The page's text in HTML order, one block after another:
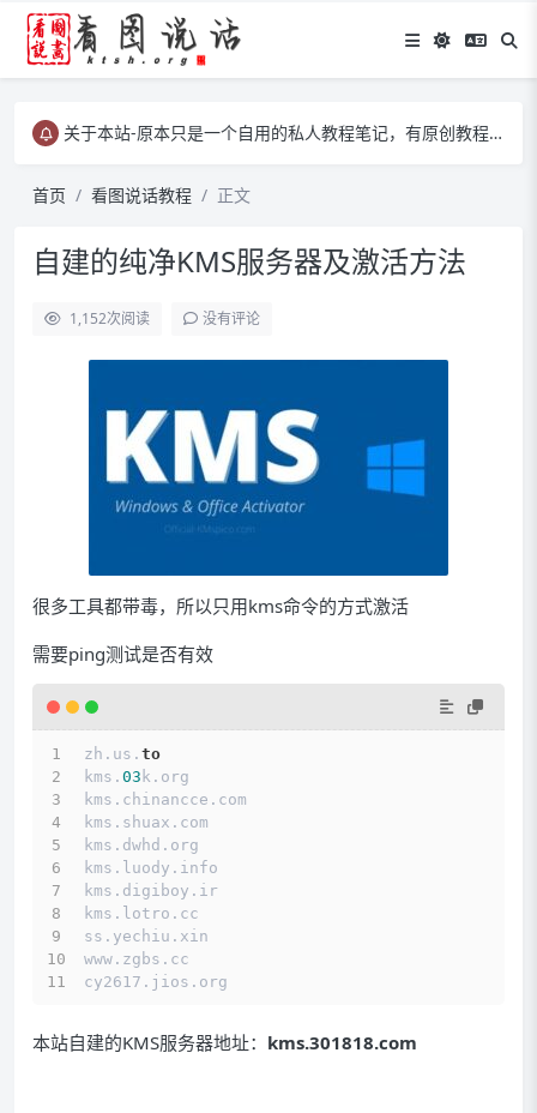
关于本站-原本只是一个自用的私人教程笔记，有原创教程、有转载教程等……
首页
看图说话教程 正文
自建的纯净KMS服务器及激活方法
1,152次阅读 没有评论
很多工具都带毒，所以只用kms命令的方式激活
需要ping测试是否有效
zh.us. to
kms. 03 k.org
kms.chinancce.com
kms.shuax.com
kms.dwhd.org
kms.luody.info
kms.digiboy.ir
kms.lotro.cc
ss.yechiu.xin
www.zgbs.cc
cy2617.jios.org
本站自建的KMS服务器地址： kms.301818.com